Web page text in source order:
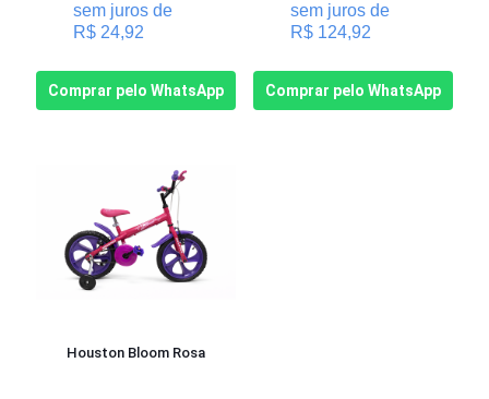
sem juros de
R$ 24,92
Comprar pelo WhatsApp
sem juros de
R$124,92
Comprar pelo WhatsApp
Houston Bloom Rosa